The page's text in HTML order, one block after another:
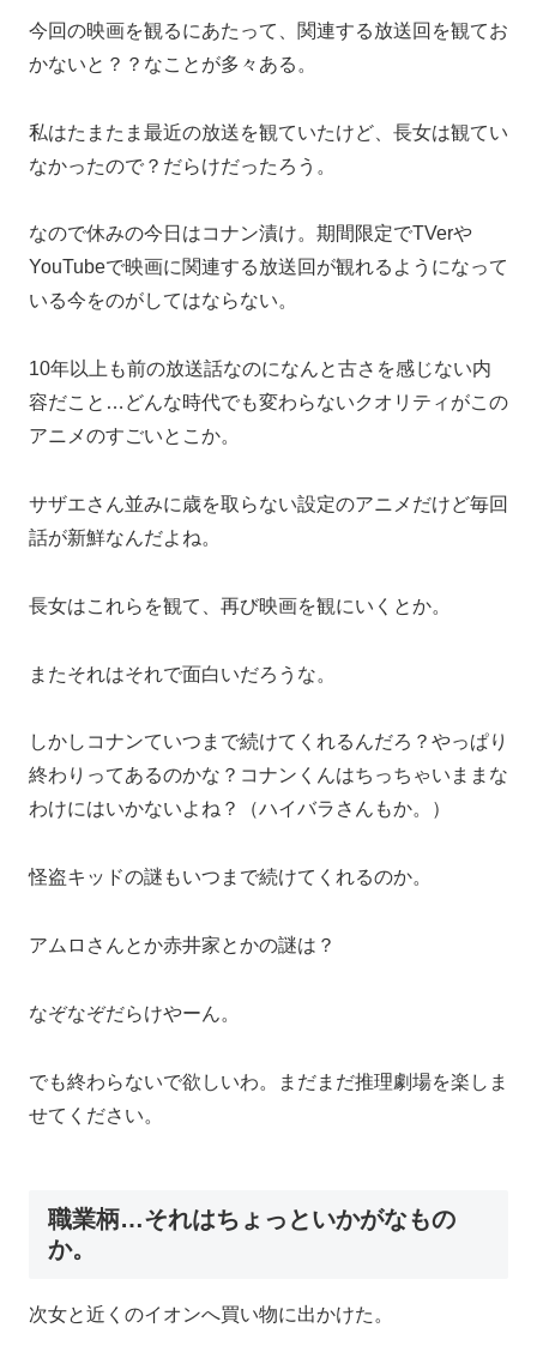
今回の映画を観るにあたって、関連する放送回を観てお
かないと？？なことが多々ある。
私はたまたま最近の放送を観ていたけど、長女は観てい
なかったので？だらけだったろう。
なので休みの今日はコナン漬け。期間限定でTVerや
YouTubeで映画に関連する放送回が観れるようになって
いる今をのがしてはならない。
10年以上も前の放送話なのになんと古さを感じない内
容だこと…どんな時代でも変わらないクオリティがこの
アニメのすごいとこか。
サザエさん並みに歳を取らない設定のアニメだけど毎回
話が新鮮なんだよね。
長女はこれらを観て、再び映画を観にいくとか。
またそれはそれで面白いだろうな。
しかしコナンていつまで続けてくれるんだろ？やっぱり
終わりってあるのかな？コナンくんはちっちゃいままな
わけにはいかないよね？（ハイバラさんもか。）
怪盗キッドの謎もいつまで続けてくれるのか。
アムロさんとか赤井家とかの謎は？
なぞなぞだらけやーん。
でも終わらないで欲しいわ。まだまだ推理劇場を楽しま
せてください。
職業柄…それはちょっといかがなもの
か。
次女と近くのイオンへ買い物に出かけた。